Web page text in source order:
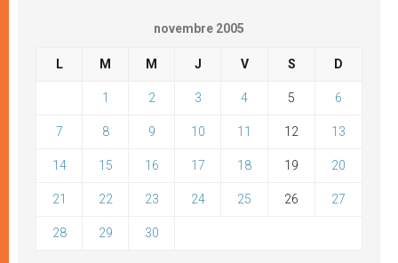
novembre 2005
L M M J V S D
1 2 3 4 5 6
7 8 9 10 11 12 13
14 15 16 17 18 19 20
21 22 23 24 25 26 27
28 29 30